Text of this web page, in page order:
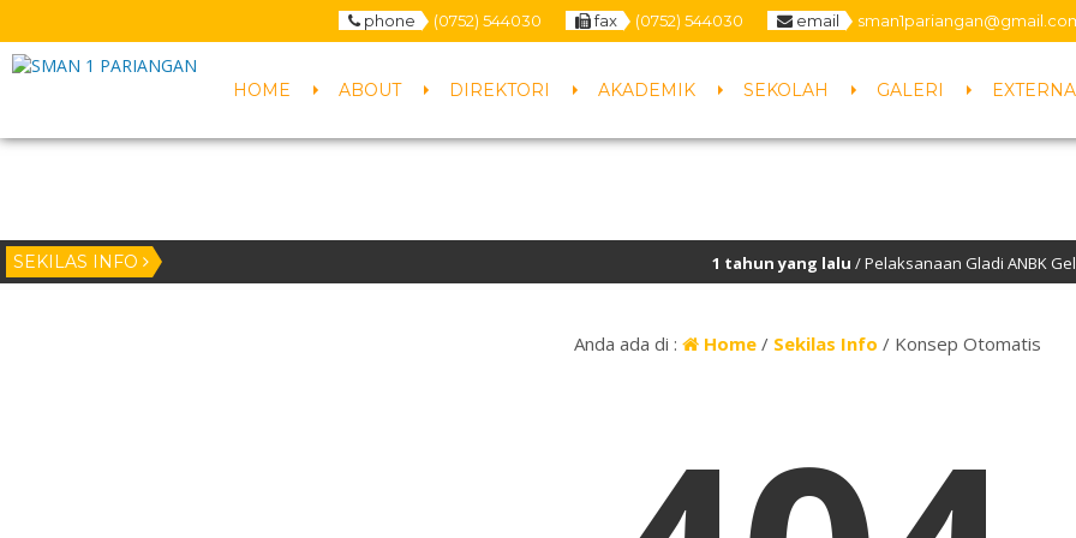
phone (0752) 544030 fax (0752) 544030 email
HOME ABOUT DIREKTORI AKADEMIK SEKOLAH GALERI
SEKILAS INFO 1 tahun yang lalu / Pelaksanaan Gladi ANBK
Anda ada di : Home/ Sekilas Info / Konsep Otomatis